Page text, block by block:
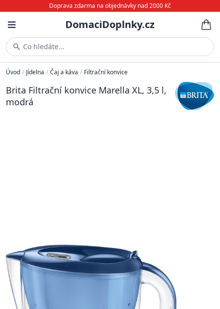
Doprava zdarma na objednávky nad 2000 Kč
DomaciDoplnky.cz
Co hledáte...
Úvod / Jídelna / Čaj a káva / Filtrační konvice
Brita Filtrační konvice Marella XL, 3,5 l,
modrá